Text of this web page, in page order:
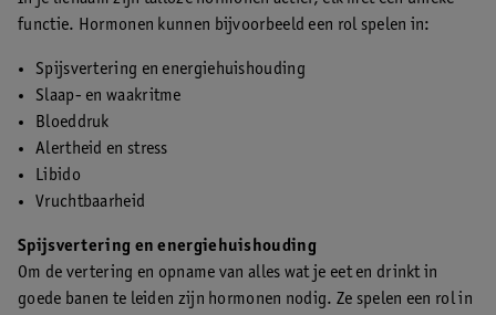
functie. Hormonen kunnen bijvoorbeeld een rol spelen in:
Spijsvertering en energiehuishouding
Slaap- en waakritme
Bloeddruk
Alertheid en stress
Libido
Vruchtbaarheid
Spijsvertering en energiehuishouding
Om de vertering en opname van alles wat je eet en drinkt in
goede banen te leiden zijn hormonen nodig. Ze spelen een rol in